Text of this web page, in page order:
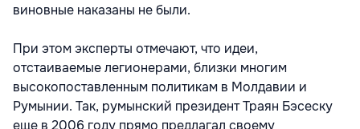
виновные наказаны не были.
При этом эксперты отмечают, что идеи,
отстаиваемые легионерами, близки многим
высокопоставленным политикам в Молдавии и
Румынии. Так, румынский президент Траян Бэсеску
еще в 2006 году прямо предлагал своему